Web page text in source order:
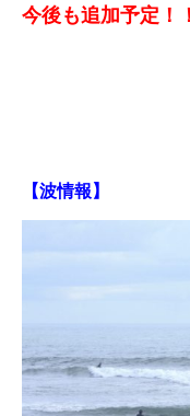
今後も追加予定！
【波情報】